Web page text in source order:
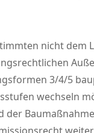
nicht dem
3/4/5
wechseln